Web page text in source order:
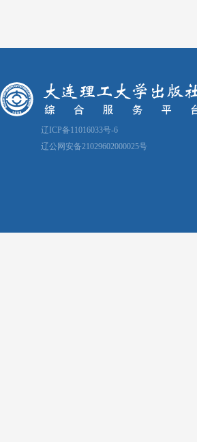
辽ICP备11016033号-6
辽公网安备21029602000025号